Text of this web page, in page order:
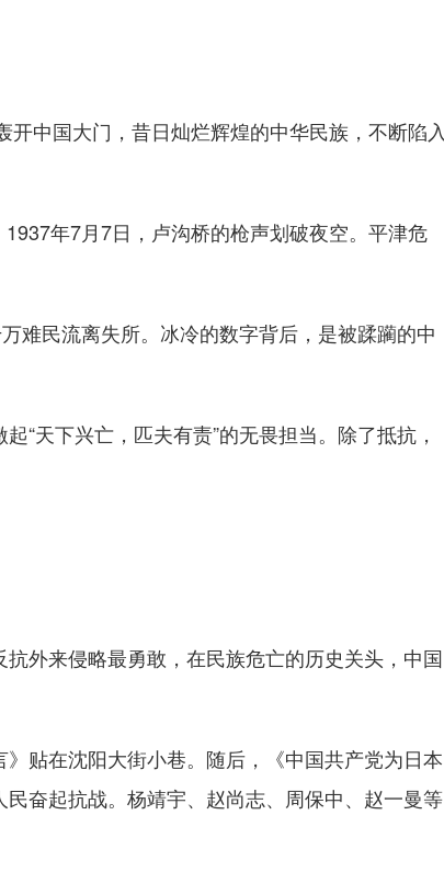
中国大门，昔日灿烂辉煌的中华民族，不断陷入
年7月7日，卢沟桥的枪声划破夜空。平津危
民流离失所。冰冷的数字背后，是被蹂躏的中
下兴亡，匹夫有责”的无畏担当。除了抵抗，
外来侵略最勇敢，在民族危亡的历史关头，中国
贴在沈阳大街小巷。随后，《中国共产党为日本
奋起抗战。杨靖宇、赵尚志、周保中、赵一曼等